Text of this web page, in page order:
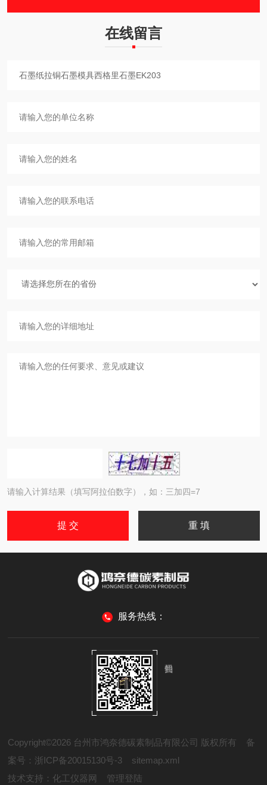
在线留言
请输入计算结果（填写阿拉伯数字），如：三加四=7
服务热线：
Copyright©2026 台州市鸿奈德碳素制品有限公司 版权所有 备
案号：浙ICP备20015130号-3
sitemap.xml
技术支持： 化工仪器网 管理登陆